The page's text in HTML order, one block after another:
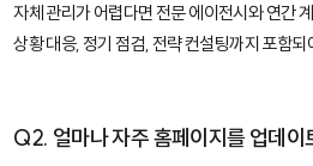
자체 관리가 어렵다면 전문 에이전시와 연간
상황 대응, 정기 점검, 전략 컨설팅까지 포함
Q2. 얼마나 자주 홈페이지를 업데이